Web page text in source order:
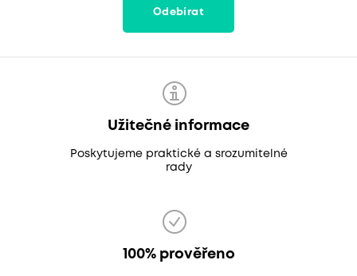
Odebírat
Užitečné informace
Poskytujeme praktické a srozumitelné
rady
100% prověřeno